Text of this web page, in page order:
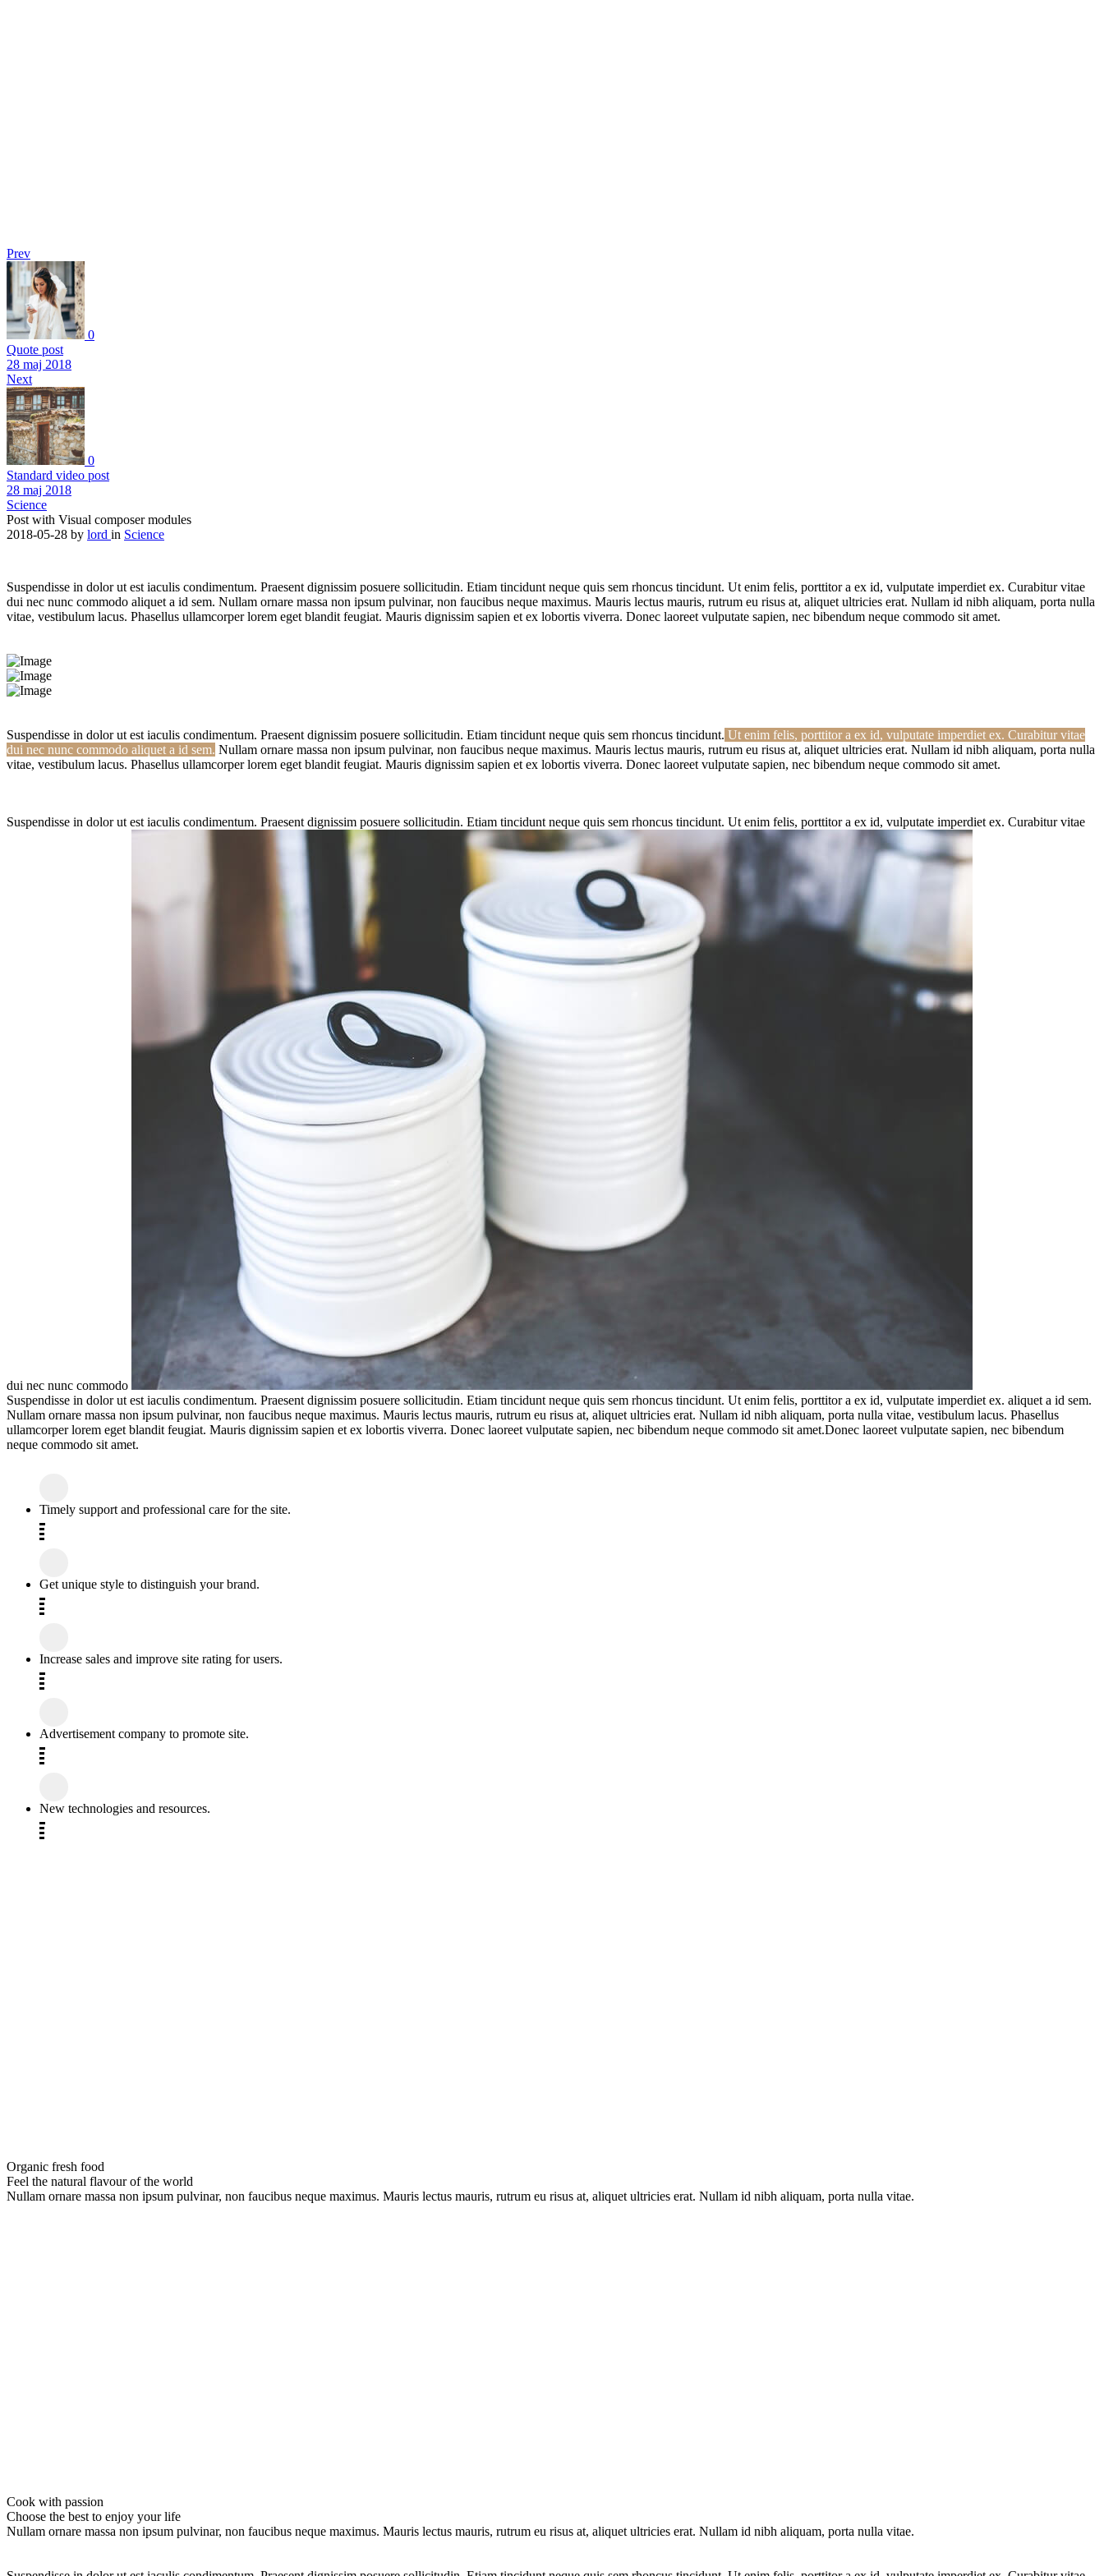
Prev
0
Quote post
28 maj 2018
Next
0
Standard video post
28 maj 2018
Science
Post with Visual composer modules
2018-05-28 by lord in Science
Suspendisse in dolor ut est iaculis condimentum. Praesent dignissim posuere sollicitudin. Etiam tincidunt neque quis sem rhoncus tincidunt. Ut enim felis, porttitor a ex id, vulputate imperdiet ex. Curabitur vitae
dui nec nunc commodo aliquet a id sem. Nullam ornare massa non ipsum pulvinar, non faucibus neque maximus. Mauris lectus mauris, rutrum eu risus at, aliquet ultricies erat. Nullam id nibh aliquam, porta nulla
vitae, vestibulum lacus. Phasellus ullamcorper lorem eget blandit feugiat. Mauris dignissim sapien et ex lobortis viverra. Donec laoreet vulputate sapien, nec bibendum neque commodo sit amet.
Suspendisse in dolor ut est iaculis condimentum. Praesent dignissim posuere sollicitudin. Etiam tincidunt neque quis sem rhoncus tincidunt. Ut enim felis, porttitor a ex id, vulputate imperdiet ex. Curabitur vitae
dui nec nunc commodo aliquet a id sem. Nullam ornare massa non ipsum pulvinar, non faucibus neque maximus. Mauris lectus mauris, rutrum eu risus at, aliquet ultricies erat. Nullam id nibh aliquam, porta nulla
vitae, vestibulum lacus. Phasellus ullamcorper lorem eget blandit feugiat. Mauris dignissim sapien et ex lobortis viverra. Donec laoreet vulputate sapien, nec bibendum neque commodo sit amet.
Suspendisse in dolor ut est iaculis condimentum. Praesent dignissim posuere sollicitudin. Etiam tincidunt neque quis sem rhoncus tincidunt. Ut enim felis, porttitor a ex id, vulputate imperdiet ex. Curabitur vitae
dui nec nunc commodo
Suspendisse in dolor ut est iaculis condimentum. Praesent dignissim posuere sollicitudin. Etiam tincidunt neque quis sem rhoncus tincidunt. Ut enim felis, porttitor a ex id, vulputate imperdiet ex. aliquet a id sem.
Nullam ornare massa non ipsum pulvinar, non faucibus neque maximus. Mauris lectus mauris, rutrum eu risus at, aliquet ultricies erat. Nullam id nibh aliquam, porta nulla vitae, vestibulum lacus. Phasellus
ullamcorper lorem eget blandit feugiat. Mauris dignissim sapien et ex lobortis viverra. Donec laoreet vulputate sapien, nec bibendum neque commodo sit amet.Donec laoreet vulputate sapien, nec bibendum
neque commodo sit amet.
Timely support and professional care for the site.
Get unique style to distinguish your brand.
Increase sales and improve site rating for users.
Advertisement company to promote site.
New technologies and resources.
Organic fresh food
Feel the natural flavour of the world
Nullam ornare massa non ipsum pulvinar, non faucibus neque maximus. Mauris lectus mauris, rutrum eu risus at, aliquet ultricies erat. Nullam id nibh aliquam, porta nulla vitae.
Cook with passion
Choose the best to enjoy your life
Nullam ornare massa non ipsum pulvinar, non faucibus neque maximus. Mauris lectus mauris, rutrum eu risus at, aliquet ultricies erat. Nullam id nibh aliquam, porta nulla vitae.